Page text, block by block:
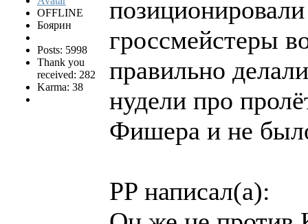
OFFLINE
Боярин
Posts: 5998
Thank you
received: 282
Karma: 38
гроссмейстеры
правильно
нудели про
Фишера и не
PP написал(а):